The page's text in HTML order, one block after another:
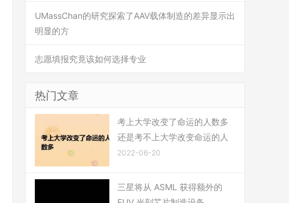
UMassChan的研究探索了AAV载体制造的差异显示出
明显的方
志愿填报究竟该如何选择专业
热门文章
考上大学改变了命运的人数多
还是考不上大学改变命运的人
2022-06-20
三星将从 ASML 获得额外的